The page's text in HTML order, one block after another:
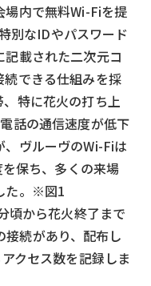
リセット
検索する
場内で無料Wi-Fiを提
別なIDやパスワード
載された二次元コ
できる仕組みを採
特に花火の打ち上
話の通信速度が低下
、ヴルーヴのWi-Fiは
保ち、多くの来場
た。※図1
頃から花火終了まで
続があり、配布し
クセス数を記録しま